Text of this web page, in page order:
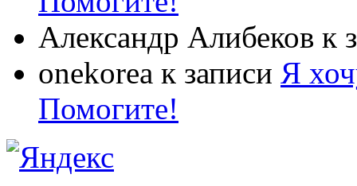
Александр Алибеков к
onekorea к записи Я
Помогите!